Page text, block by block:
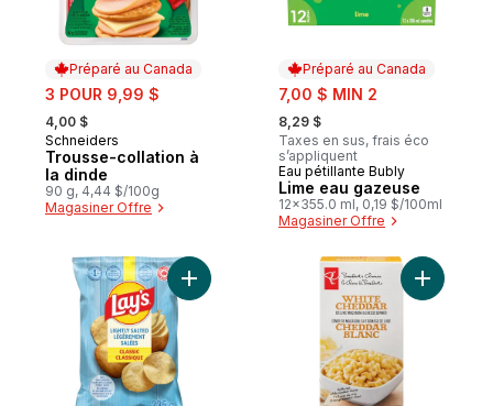
Préparé au Canada
sale:
3 POUR 9,99 $
, formerly:
4,00 $
Préparé au Canada
Schneiders
Trousse-collation à
la dinde
90 g, 4,44 $/100g
Magasiner Offre
Préparé au Canada
sale:
7,00 $ MIN 2
, formerly:
8,29 $
Taxes en sus, frais éco
s’appliquent
Préparé au Canada
Eau pétillante Bubly
Lime eau gazeuse
12x355.0 ml, 0,19 $/100ml
Magasiner Offre
Ajouter Croustilles Légèrement au panier
Ajouter